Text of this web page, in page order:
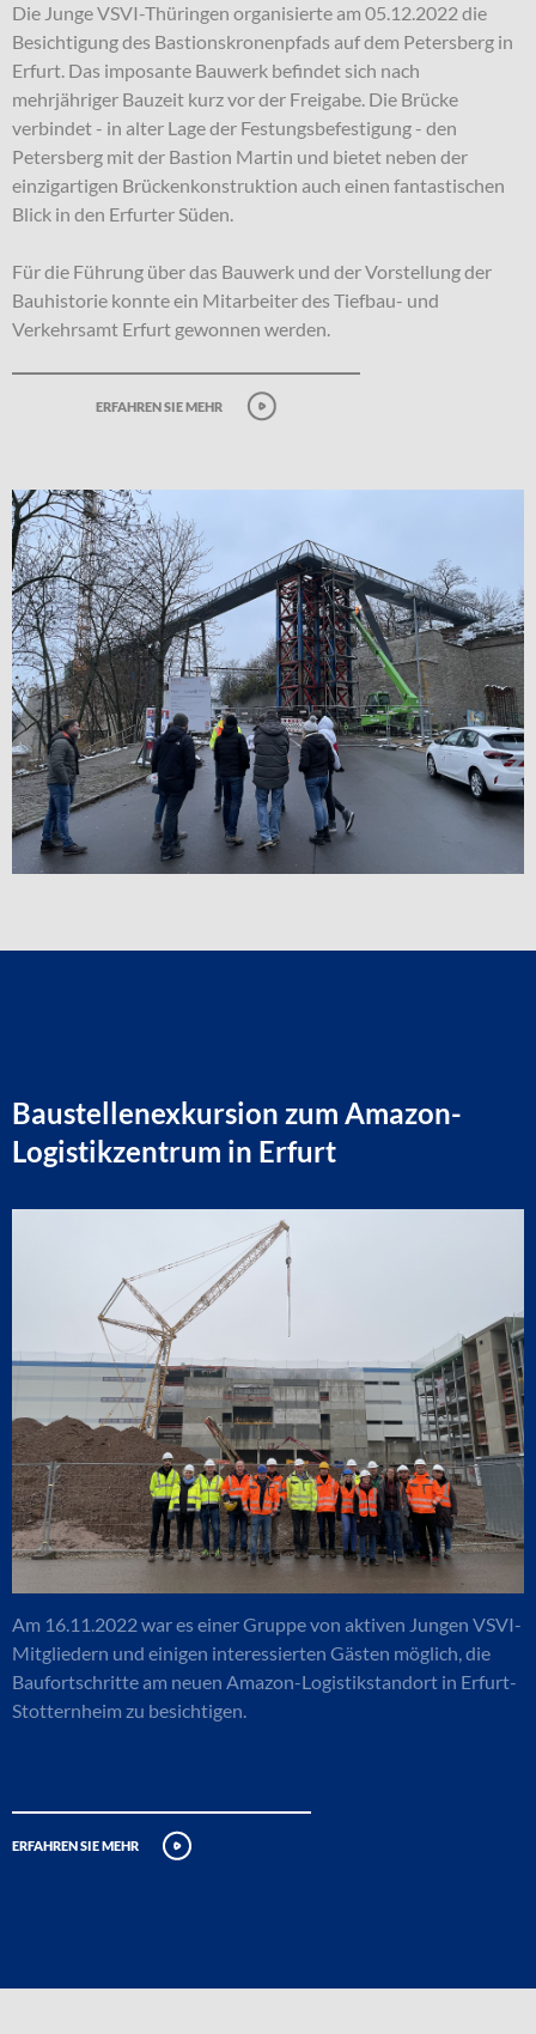
Die Junge VSVI-Thüringen organisierte am 05.12.2022 die
Besichtigung des Bastionskronenpfads auf dem Petersberg in
Erfurt. Das imposante Bauwerk befindet sich nach
mehrjähriger Bauzeit kurz vor der Freigabe. Die Brücke
verbindet - in alter Lage der Festungsbefestigung - den
Petersberg mit der Bastion Martin und bietet neben der
einzigartigen Brückenkonstruktion auch einen fantastischen
Blick in den Erfurter Süden.
Für die Führung über das Bauwerk und der Vorstellung der
Bauhistorie konnte ein Mitarbeiter des Tiefbau- und
Verkehrsamt Erfurt gewonnen werden.
erfahren sie mehr
Baustellenexkursion zum Amazon-
Logistikzentrum in Erfurt
Am 16.11.2022 war es einer Gruppe von aktiven Jungen VSVI-
Mitgliedern und einigen interessierten Gästen möglich, die
Baufortschritte am neuen Amazon-Logistikstandort in Erfurt-
Stotternheim zu besichtigen.
erfahren sie mehr